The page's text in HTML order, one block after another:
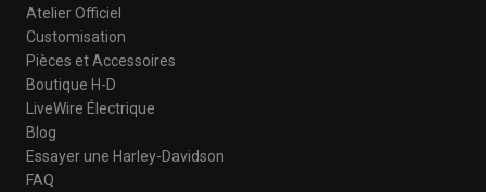
Atelier Officiel
Customisation
Pièces et Accessoires
Boutique H-D
LiveWire Électrique
Blog
Essayer une Harley-Davidson
FAQ